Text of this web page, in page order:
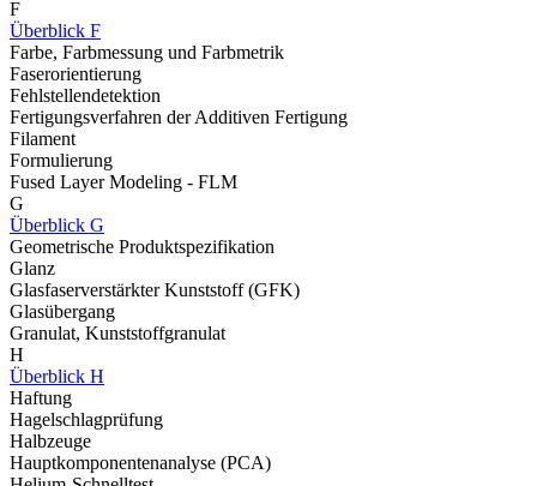
F
Überblick F
Farbe, Farbmessung und Farbmetrik
Faserorientierung
Fehlstellendetektion
Fertigungsverfahren der Additiven Fertigung
Filament
Formulierung
Fused Layer Modeling - FLM
G
Überblick G
Geometrische Produktspezifikation
Glanz
Glasfaserverstärkter Kunststoff (GFK)
Glasübergang
Granulat, Kunststoffgranulat
H
Überblick H
Haftung
Hagelschlagprüfung
Halbzeuge
Hauptkomponentenanalyse (PCA)